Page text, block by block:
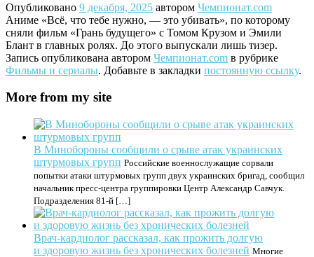
Опубликовано 9 декабря, 2025 автором Чемпионат.com
Аниме «Всё, что тебе нужно, — это убивать», по которому
сняли фильм «Грань будущего» с Томом Крузом и Эмили
Блант в главных ролях. До этого выпускали лишь тизер.
Запись опубликована автором Чемпионат.com в рубрике
Фильмы и сериалы. Добавьте в закладки постоянную ссылку.
More from my site
В Минобороны сообщили о срыве атак украинских
штурмовых групп Российские военнослужащие сорвали
попытки атаки штурмовых групп двух украинских бригад, сообщил
начальник пресс-центра группировки Центр Александр Савчук.
Подразделения 81-й […]
Врач-кардиолог рассказал, как прожить долгую
и здоровую жизнь без хронических болезней Многие